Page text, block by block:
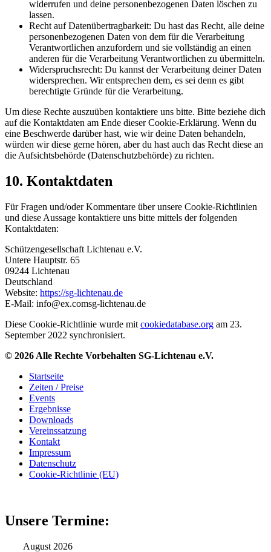
widerrufen und deine personenbezogenen Daten löschen zu
lassen.
Recht auf Datenübertragbarkeit: Du hast das Recht, alle deine
personenbezogenen Daten von dem für die Verarbeitung
Verantwortlichen anzufordern und sie vollständig an einen
anderen für die Verarbeitung Verantwortlichen zu übermitteln.
Widerspruchsrecht: Du kannst der Verarbeitung deiner Daten
widersprechen. Wir entsprechen dem, es sei denn es gibt
berechtigte Gründe für die Verarbeitung.
Um diese Rechte auszuüben kontaktiere uns bitte. Bitte beziehe dich
auf die Kontaktdaten am Ende dieser Cookie-Erklärung. Wenn du
eine Beschwerde darüber hast, wie wir deine Daten behandeln,
würden wir diese gerne hören, aber du hast auch das Recht diese an
die Aufsichtsbehörde (Datenschutzbehörde) zu richten.
10. Kontaktdaten
Für Fragen und/oder Kommentare über unsere Cookie-Richtlinien
und diese Aussage kontaktiere uns bitte mittels der folgenden
Kontaktdaten:
Schützengesellschaft Lichtenau e.V.
Untere Hauptstr. 65
09244 Lichtenau
Deutschland
Website: https://sg-lichtenau.de
E-Mail: info@ex.comsg-lichtenau.de
Diese Cookie-Richtlinie wurde mit cookiedatabase.org am 23.
September 2022 synchronisiert.
© 2026 Alle Rechte Vorbehalten SG-Lichtenau e.V.
Startseite
Zeiten / Preise
Events
Ergebnisse
Downloads
Vereinssatzung
Kontakt
Impressum
Datenschutz
Cookie-Richtlinie (EU)
Unsere Termine:
August 2026